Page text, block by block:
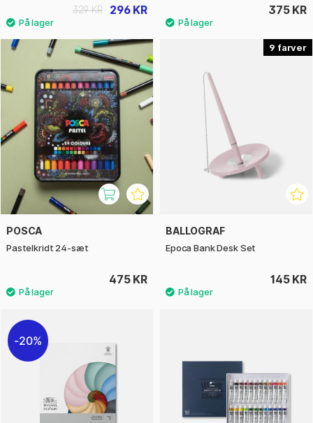
296 KR
329 KR 375 KR
POSCA
Pastelkridt 24-sæt
475 KR
9
BALLOGRAF
Epoca Bank Desk Set
145 KR
20%